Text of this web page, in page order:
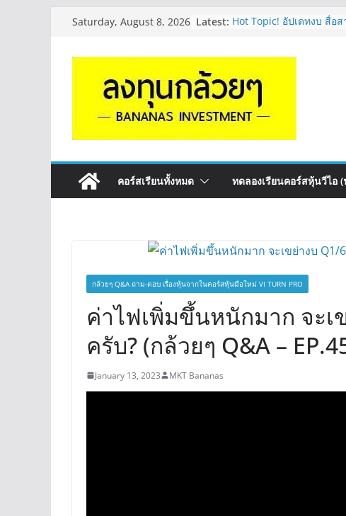
content
Saturday, August 8, 2026 Latest: Hot Topic! อัปเดทงบ สื่อ
หุ้นปันผลไหม? | Q&A กล้ว
OSP vs CBG vs ICHI ควร
ดี? | Q&A กล้วยๆ EP.1165
รีวิวงบกลุ่ม Bank หุ้นไหนเ
Long ของหุ้นตัวนั้นๆไหม
กล้วยๆ EP.1164
คอร์สเรียนทั้งหมด ทดลองเรียนคอร์สหุ้นวีไอ (
กล้วยๆ Q&A ถาม-ตอบ เรื่องหุ้นจากในคอร์สหุ้นมือใหม่ VI TURN PRO
ค่าไฟเพิ่มขึ้นหนักมาก จะ
ครับ? (กล้วยๆ Q&A –
January 13, 2023 MKT Bananas